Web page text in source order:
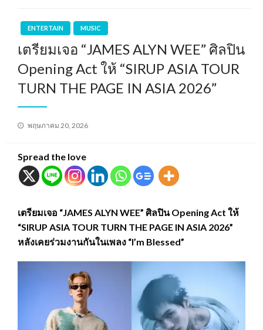
ENTERTAIN MUSIC
เตรียมเจอ “JAMES ALYN WEE” ศิลปิน
Opening Act ให้ “SIRUP ASIA TOUR
TURN THE PAGE IN ASIA 2026”
Posted
พฤษภาคม 20, 2026
Spread the love
เตรียมเจอ “JAMES ALYN WEE” ศิลปิน Opening Act ให้
“SIRUP ASIA TOUR TURN THE PAGE IN ASIA 2026”
หลังเคยร่วมงานกันในเพลง “I’m Blessed”